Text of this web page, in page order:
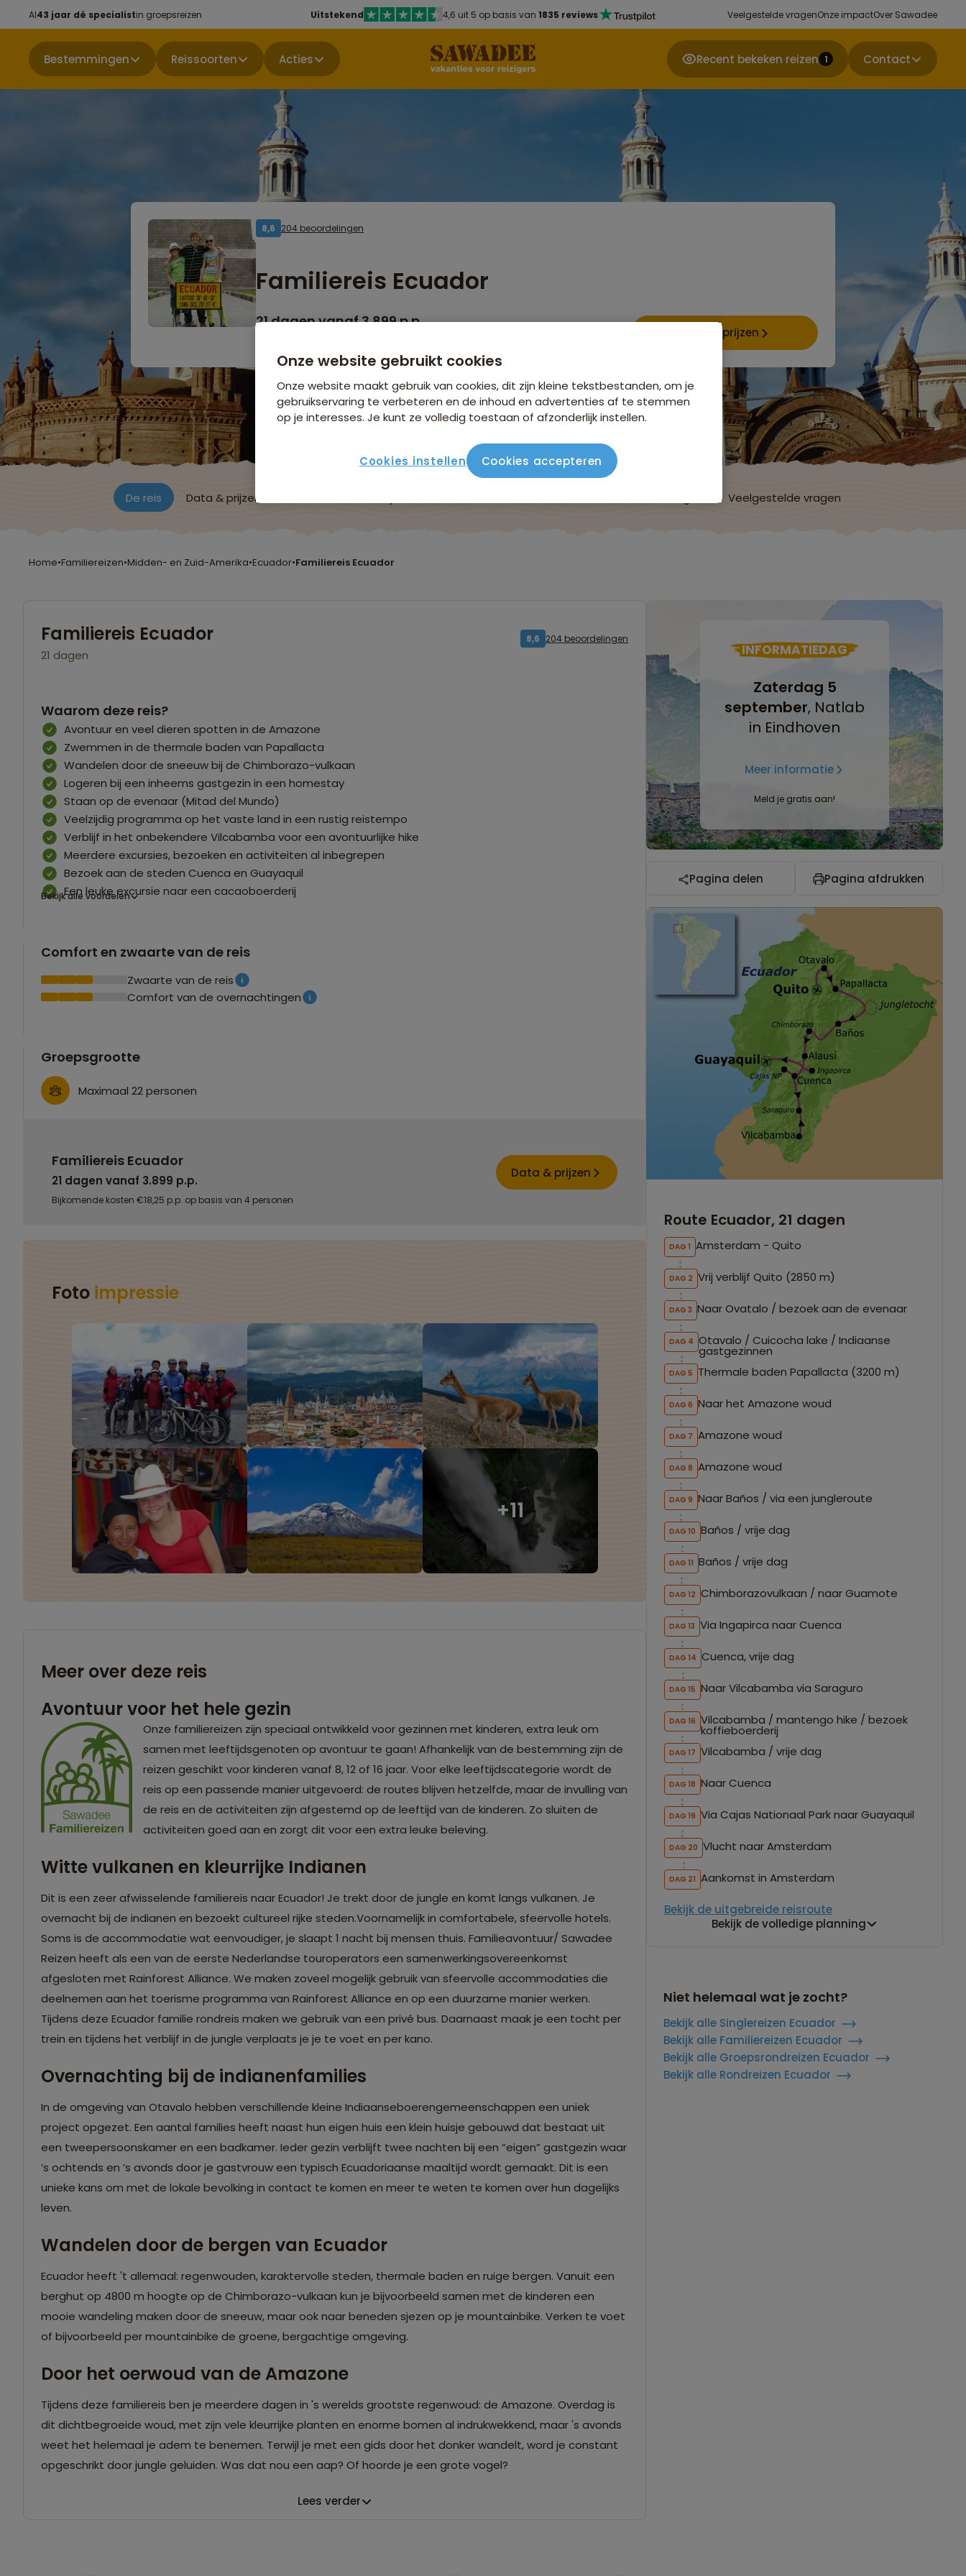
Al43 jaar dé specialistin groepsreizen Uitstekend 4,6 uit 5 op basis van 1835 reviews Veelgestelde vragenOnze impactOver Sawadee
Bestemmingen Reissoorten Acties Recent bekeken reizen 1 Contact
8,6 204 beoordelingen
Familiereis Ecuador
21 dagen vanaf 3.899 p.p.
Data & prijzen
De reis Data & prijzen Veelgestelde vragen
Home•Familiereizen•Midden- en Zuid-Amerika•Ecuador•Familiereis Ecuador
Familiereis Ecuador
21 dagen
8,6 204 beoordelingen
Waarom deze reis?
Avontuur en veel dieren spotten in de Amazone
Zwemmen in de thermale baden van Papallacta
Wandelen door de sneeuw bij de Chimborazo-vulkaan
Logeren bij een inheems gastgezin in een homestay
Staan op de evenaar (Mitad del Mundo)
Veelzijdig programma op het vaste land in een rustig reistempo
Verblijf in het onbekendere Vilcabamba voor een avontuurlijke hike
Meerdere excursies, bezoeken en activiteiten al inbegrepen
Bezoek aan de steden Cuenca en Guayaquil
Een leuke excursie naar een cacaoboerderij
Bekijk alle voordelen
Comfort en zwaarte van de reis
Zwaarte van de reis
Comfort van de overnachtingen
Groepsgrootte
Maximaal 22 personen
Familiereis Ecuador
21 dagen vanaf 3.899 p.p.
Bijkomende kosten €18,25 p.p. op basis van 4 personen
Data & prijzen
Foto impressie
Meer over deze reis
Avontuur voor het hele gezin
Onze familiereizen zijn speciaal ontwikkeld voor gezinnen met kinderen, extra leuk om
samen met leeftijdsgenoten op avontuur te gaan! Afhankelijk van de bestemming zijn de
reizen geschikt voor kinderen vanaf 8, 12 of 16 jaar. Voor elke leeftijdscategorie wordt de
reis op een passende manier uitgevoerd: de routes blijven hetzelfde, maar de invulling van
de reis en de activiteiten zijn afgestemd op de leeftijd van de kinderen. Zo sluiten de
activiteiten goed aan en zorgt dit voor een extra leuke beleving.
Witte vulkanen en kleurrijke Indianen
Dit is een zeer afwisselende familiereis naar Ecuador! Je trekt door de jungle en komt langs vulkanen. Je
overnacht bij de indianen en bezoekt cultureel rijke steden.Voornamelijk in comfortabele, sfeervolle hotels.
Soms is de accommodatie wat eenvoudiger, je slaapt 1 nacht bij mensen thuis. Familieavontuur/ Sawadee
Reizen heeft als een van de eerste Nederlandse touroperators een samenwerkingsovereenkomst
afgesloten met Rainforest Alliance. We maken zoveel mogelijk gebruik van sfeervolle accommodaties die
deelnemen aan het toerisme programma van Rainforest Alliance en op een duurzame manier werken.
Tijdens deze Ecuador familie rondreis maken we gebruik van een privé bus. Daarnaast maak je een tocht per
trein en tijdens het verblijf in de jungle verplaats je je te voet en per kano.
Overnachting bij de indianenfamilies
In de omgeving van Otavalo hebben verschillende kleine Indiaanseboerengemeenschappen een uniek
project opgezet. Een aantal families heeft naast hun eigen huis een klein huisje gebouwd dat bestaat uit
een tweepersoonskamer en een badkamer. Ieder gezin verblijft twee nachten bij een “eigen” gastgezin waar
’s ochtends en ’s avonds door je gastvrouw een typisch Ecuadoriaanse maaltijd wordt gemaakt. Dit is een
unieke kans om met de lokale bevolking in contact te komen en meer te weten te komen over hun dagelijks
leven.
Wandelen door de bergen van Ecuador
Ecuador heeft 't allemaal: regenwouden, karaktervolle steden, thermale baden en ruige bergen. Vanuit een
berghut op 4800 m hoogte op de Chimborazo-vulkaan kun je bijvoorbeeld samen met de kinderen een
mooie wandeling maken door de sneeuw, maar ook naar beneden sjezen op je mountainbike. Verken te voet
of bijvoorbeeld per mountainbike de groene, bergachtige omgeving.
Door het oerwoud van de Amazone
Tijdens deze familiereis ben je meerdere dagen in 's werelds grootste regenwoud: de Amazone. Overdag is
dit dichtbegroeide woud, met zijn vele kleurrijke planten en enorme bomen al indrukwekkend, maar 's avonds
weet het helemaal je adem te benemen. Terwijl je met een gids door het donker wandelt, word je constant
opgeschrikt door jungle geluiden. Was dat nou een aap? Of hoorde je een grote vogel?
Lees verder
INFORMATIEDAG
Zaterdag 5
september, Natlab
in Eindhoven
Meer informatie
Meld je gratis aan!
Pagina delen Pagina afdrukken
Route Ecuador, 21 dagen
DAG 1 Amsterdam - Quito
DAG 2 Vrij verblijf Quito (2850 m)
DAG 3 Naar Ovatalo / bezoek aan de evenaar
DAG 4 Otavalo / Cuicocha lake / Indiaanse
gastgezinnen
DAG 5 Thermale baden Papallacta (3200 m)
DAG 6 Naar het Amazone woud
DAG 7 Amazone woud
DAG 8 Amazone woud
DAG 9 Naar Baños / via een jungleroute
DAG 10 Baños / vrije dag
DAG 11 Baños / vrije dag
DAG 12 Chimborazovulkaan / naar Guamote
DAG 13 Via Ingapirca naar Cuenca
DAG 14 Cuenca, vrije dag
DAG 15 Naar Vilcabamba via Saraguro
DAG 16 Vilcabamba / mantengo hike / bezoek
koffieboerderij
DAG 17 Vilcabamba / vrije dag
DAG 18 Naar Cuenca
DAG 19 Via Cajas Nationaal Park naar Guayaquil
DAG 20 Vlucht naar Amsterdam
DAG 21 Aankomst in Amsterdam
Bekijk de uitgebreide reisroute
Bekijk de volledige planning
Niet helemaal wat je zocht?
Bekijk alle Singlereizen Ecuador
Bekijk alle Familiereizen Ecuador
Bekijk alle Groepsrondreizen Ecuador
Bekijk alle Rondreizen Ecuador
Onze website gebruikt cookies
Onze website maakt gebruik van cookies, dit zijn kleine tekstbestanden, om je
gebruikservaring te verbeteren en de inhoud en advertenties af te stemmen
op je interesses. Je kunt ze volledig toestaan of afzonderlijk instellen.
Cookies instellen Cookies accepteren